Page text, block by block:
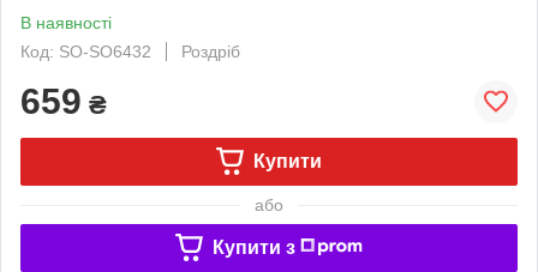
В наявності
Код: SO-SO6432
Роздріб
659 ₴
Купити
або
Купити з